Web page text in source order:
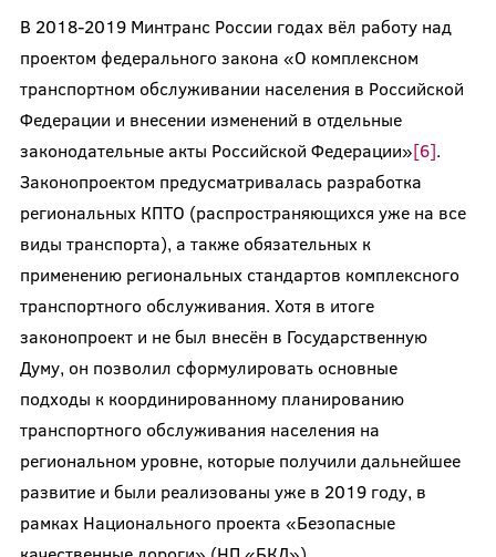
В 2018-2019 Минтранс России годах вёл работу над
проектом федерального закона «О комплексном
транспортном обслуживании населения в Российской
Федерации и внесении изменений в отдельные
законодательные акты Российской Федерации»[6].
Законопроектом предусматривалась разработка
региональных КПТО (распространяющихся уже на все
виды транспорта), а также обязательных к
применению региональных стандартов комплексного
транспортного обслуживания. Хотя в итоге
законопроект и не был внесён в Государственную
Думу, он позволил сформулировать основные
подходы к координированному планированию
транспортного обслуживания населения на
региональном уровне, которые получили дальнейшее
развитие и были реализованы уже в 2019 году, в
рамках Национального проекта «Безопасные